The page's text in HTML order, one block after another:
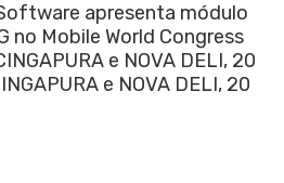
apresenta módulo
no Mobile World Congress
e NOVA DELI, 20
e NOVA DELI, 20